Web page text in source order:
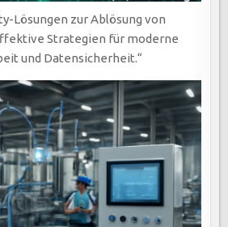
Lösungen zur Ablösung von
Strategien für moderne
und Datensicherheit.“